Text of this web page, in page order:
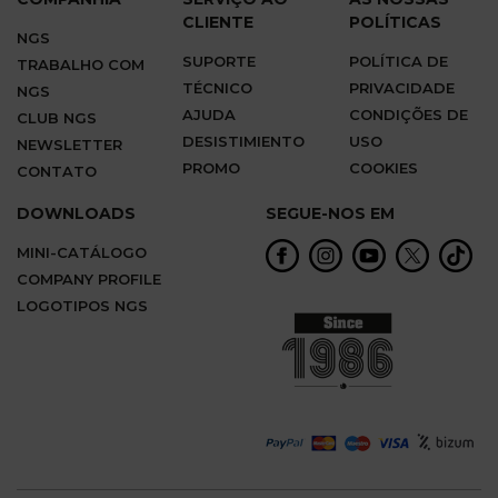
NGS
TRABALHO COM
NGS
CLUB NGS
NEWSLETTER
CONTATO
CLIENTE
SUPORTE
TÉCNICO
AJUDA
DESISTIMIENTO
PROMO
POLÍTICAS
POLÍTICA DE
PRIVACIDADE
CONDIÇÕES DE
USO
COOKIES
DOWNLOADS
MINI-CATÁLOGO
COMPANY PROFILE
LOGOTIPOS NGS
SEGUE-NOS EM